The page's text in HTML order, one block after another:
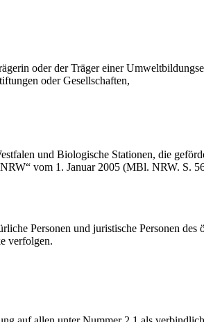
oder der Träger einer
oder Gesellschaften,
und Biologische Stationen, die
vom 1. Januar 2005 (MBl. NRW. S.
Personen und juristische Personen
verfolgen.